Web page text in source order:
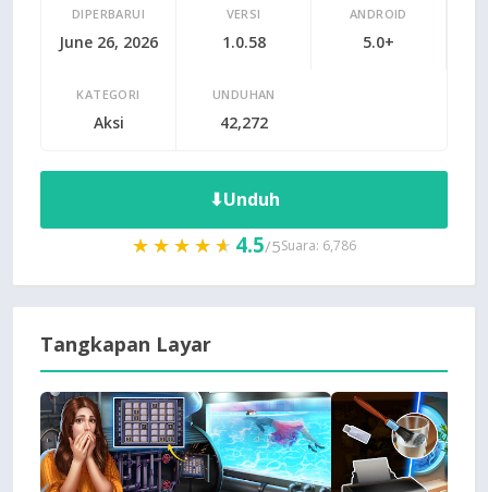
DIPERBARUI
June 26, 2026
VERSI
1.0.58
ANDROID
5.0+
KATEGORI
Aksi
UNDUHAN
42,272
⬇Unduh
★★★★★
★★★★★ 4.5/5Suara: 6,786
Tangkapan Layar